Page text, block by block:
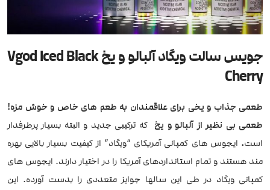
جویس سالت ویگاد آلبالو و یخ Vgod Iced Black
Cherry
طعمی جذاب و یخی برای علاقمندان به طعم های خاص و خوش مزه!
طعمی بی نظیر از آلبالو و یخ که ترکیبی جدید و البته بسیار پرطرفدار
است. ایجوس های کمپانی آمریکای “ویگاد” از کیفیت بسیار بالایی بهره
مند هستند و تمام استانداردهای آمریکا را در اختیار دارند. ایجوس های
کمپانی ویگاد در طی این سالها جوایز متعددی را بدست آورده. این